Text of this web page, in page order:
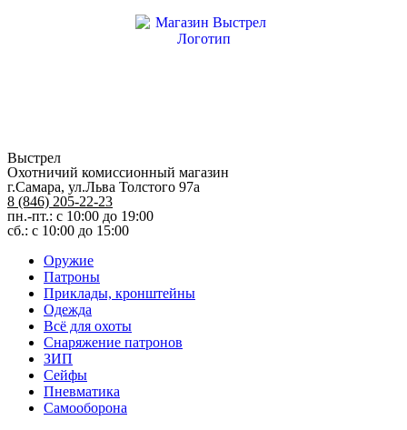
Выстрел
Охотничий комиссионный магазин
г.Самара, ул.Льва Толстого 97а
8 (846) 205-22-23
пн.-пт.: с 10:00 до 19:00
сб.: с 10:00 до 15:00
Оружие
Патроны
Приклады, кронштейны
Одежда
Всё для охоты
Снаряжение патронов
ЗИП
Сейфы
Пневматика
Самооборона